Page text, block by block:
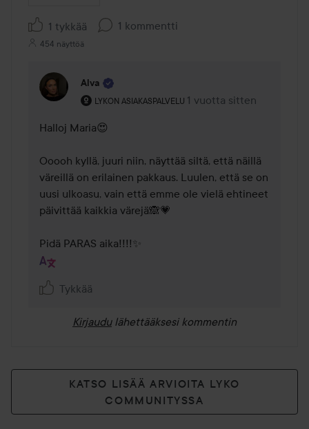
1 tykkää 1 kommentti
454 näyttöä
Alva
LYKON ASIAKASPALVELU
Käyttäjän rooli: Lykon asiakaspalvelu .
1 vuotta sitten
Kommentti lisättiin 1
Halloj Maria😍
Ooooh kyllä, juuri niin, näyttää siltä, että näillä
väreillä on erilainen pakkaus. Luulen, että se on
uusi ulkoasu, vain että emme ole vielä ehtineet
päivittää kaikkia värejä🙈💗
Pidä PARAS aika!!!!✨
Tykkää
Kirjaudu lähettääksesi kommentin
KATSO LISÄÄ ARVIOITA LYKO
COMMUNITYSSA